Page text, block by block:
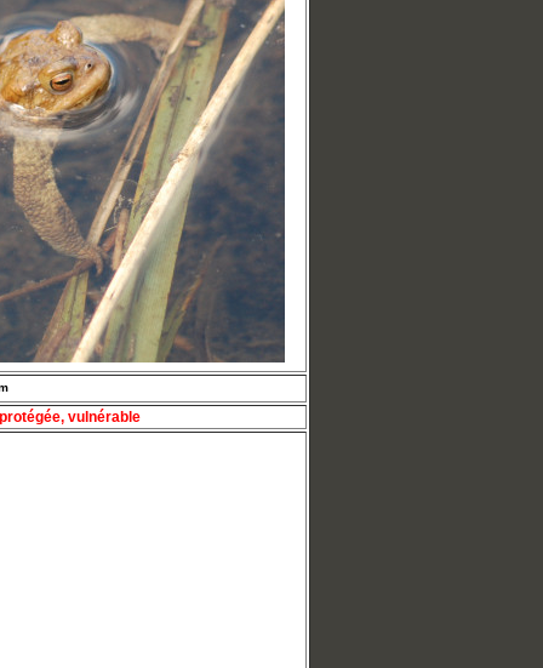
vulnérable